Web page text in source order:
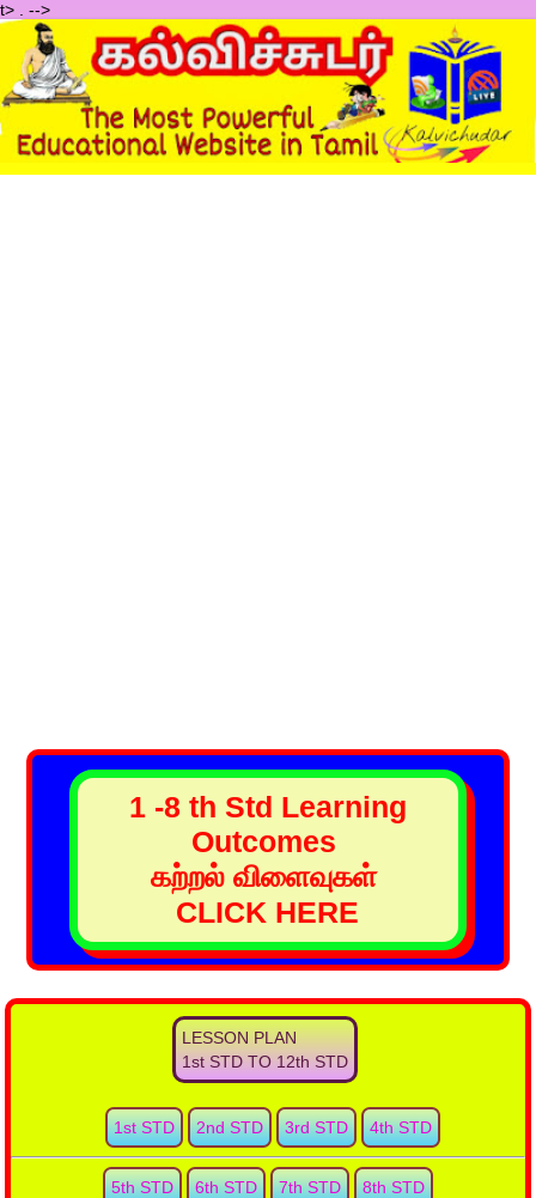
t> -->
1 -8 th Std Learning
Outcomes
கற்றல் விளைவுகள்
CLICK HERE
LESSON PLAN
1st STD TO 12th STD
1st STD 2nd STD 3rd STD 4th STD
5th STD 6th STD 7th STD 8th STD